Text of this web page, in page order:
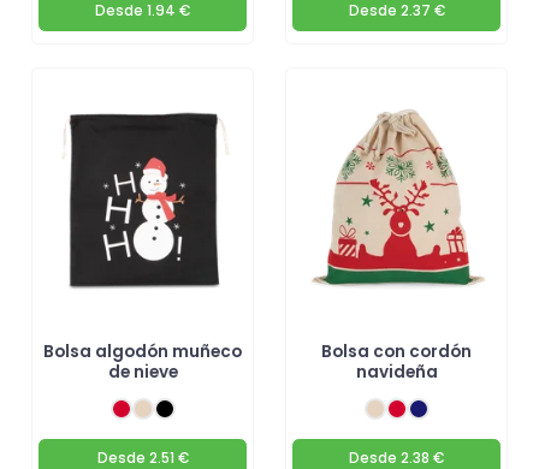
Desde 1.94 € Desde 2.37 €
Bolsa algodón muñeco
de nieve
Desde 2.51 €
Bolsa con cordón
navideña
Desde 2.38 €